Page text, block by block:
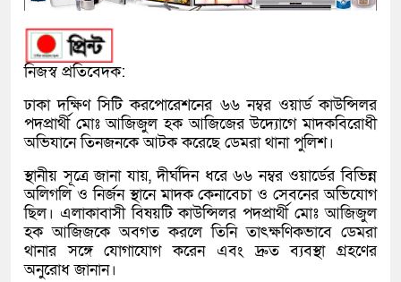
নিজস্ব প্রতিবেদক:
ঢাকা দক্ষিণ সিটি করপোরেশনের ৬৬ নম্বর ওয়ার্ড কাউন্সিলর
পদপ্রার্থী মোঃ আজিজুল হক আজিজের উদ্যোগে মাদকবিরোধী
অভিযানে তিনজনকে আটক করেছে ডেমরা থানা পুলিশ।
স্থানীয় সূত্রে জানা যায়, দীর্ঘদিন ধরে ৬৬ নম্বর ওয়ার্ডের বিভিন্ন
অলিগলি ও নির্জন স্থানে মাদক কেনাবেচা ও সেবনের অভিযোগ
ছিল। এলাকাবাসী বিষয়টি কাউন্সিলর পদপ্রার্থী মোঃ আজিজুল
হক আজিজকে অবগত করলে তিনি তাৎক্ষণিকভাবে ডেমরা
থানার সঙ্গে যোগাযোগ করেন এবং দ্রুত ব্যবস্থা গ্রহণের
অনুরোধ জানান।